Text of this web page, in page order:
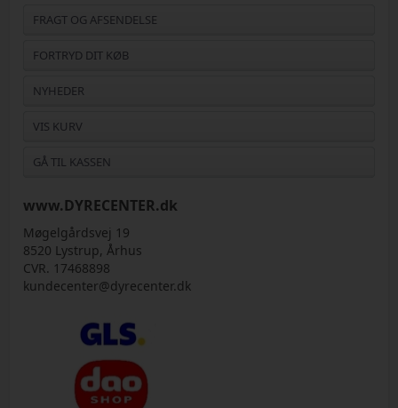
FRAGT OG AFSENDELSE
FORTRYD DIT KØB
NYHEDER
VIS KURV
GÅ TIL KASSEN
www.DYRECENTER.dk
Møgelgårdsvej 19
8520 Lystrup, Århus
CVR. 17468898
kundecenter@dyrecenter.dk